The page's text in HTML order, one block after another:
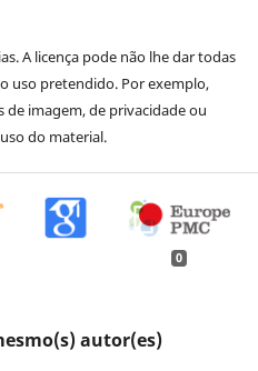
A licença pode não lhe dar todas
uso pretendido. Por exemplo,
imagem, de privacidade ou
do material.
0
autor(es)